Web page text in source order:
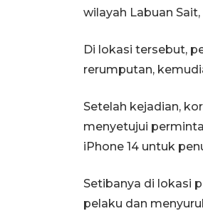
wilayah Labuan
Di lokasi tersebut,
rerumputan,
Setelah kejadian,
menyetujui
iPhone 14 untuk
Setibanya di lokasi
pelaku dan